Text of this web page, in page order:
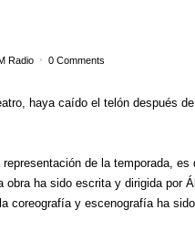
Radio 0 Comments
haya caído el telón después
de la temporada,
obra ha sido escrita y dirigida por
coreografía y escenografía ha